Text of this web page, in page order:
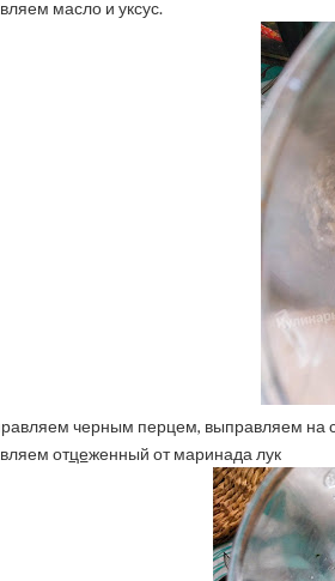
масло и уксус.
черным перцем, выправляем на
отцеженный от маринада лук